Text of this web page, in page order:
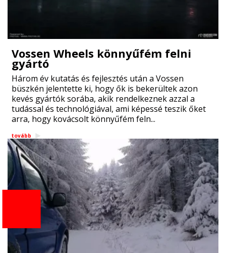
Vossen Wheels könnyűfém felni
gyártó
Három év kutatás és fejlesztés után a Vossen
büszkén jelentette ki, hogy ők is bekerültek azon
kevés gyártók sorába, akik rendelkeznek azzal a
tudással és technológiával, ami képessé teszik őket
arra, hogy kovácsolt könnyűfém feln...
tovább